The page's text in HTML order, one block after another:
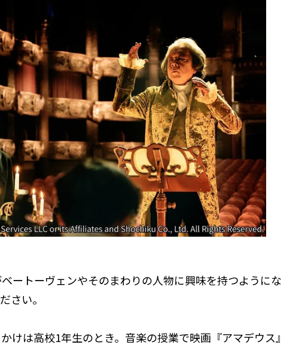
ベートーヴェンやそのまわりの人物に興味を持つようにな
さい。
けは高校1年生のとき。音楽の授業で映画『アマデウス』